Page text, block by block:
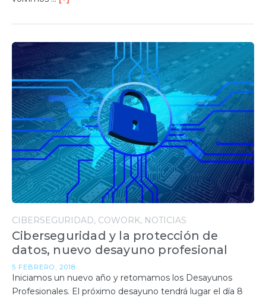
CIBERSEGURIDAD COWORK NOTICIAS
Ciberseguridad y la protección de
datos, nuevo desayuno profesional
5 FEBRERO, 2018
Iniciamos un nuevo año y retomamos los Desayunos
Profesionales. El próximo desayuno tendrá lugar el día 8